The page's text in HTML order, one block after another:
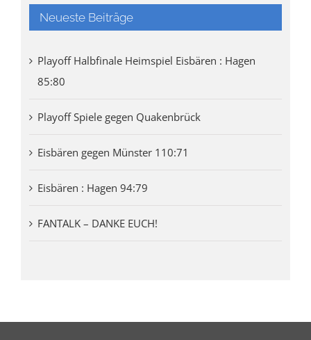
Neueste Beiträge
Playoff Halbfinale Heimspiel Eisbären : Hagen
85:80
Playoff Spiele gegen Quakenbrück
Eisbären gegen Münster 110:71
Eisbären : Hagen 94:79
FANTALK – DANKE EUCH!